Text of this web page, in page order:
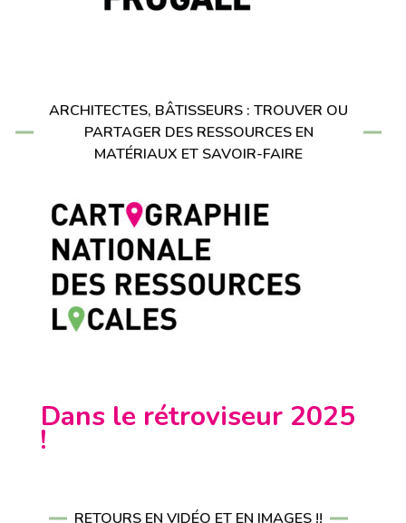
ARCHITECTES, BÂTISSEURS : TROUVER OU
PARTAGER DES RESSOURCES EN
MATÉRIAUX ET SAVOIR-FAIRE
Dans le rétroviseur 2025
!
RETOURS EN VIDÉO ET EN IMAGES !!